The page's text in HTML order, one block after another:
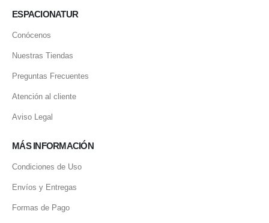
ESPACIONATUR
Conócenos
Nuestras Tiendas
Preguntas Frecuentes
Atención al cliente
Aviso Legal
MÁS INFORMACIÓN
Condiciones de Uso
Envíos y Entregas
Formas de Pago